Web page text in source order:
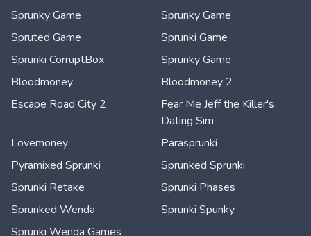
Sprunky Game
Sprunky Game
Spruted Game
Sprunki Game
Sprunki CorruptBox
Sprunky Game
Bloodmoney
Bloodmoney 2
Escape Road City 2
Fear Me Jeff the Killer's
Dating Sim
Lovemoney
Parasprunki
Pyramixed Sprunki
Sprunked Sprunki
Sprunki Retake
Sprunki Phases
Sprunked Wenda
Sprunki Spunky
Sprunki Wenda Games